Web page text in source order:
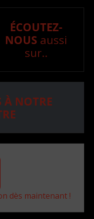
ÉCOUTEZ-
NOUS aussi
sur..
À NOTRE
dès maintenant !